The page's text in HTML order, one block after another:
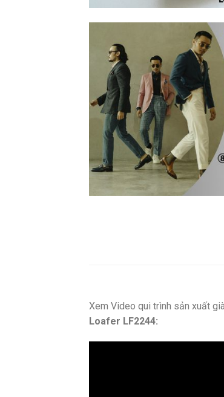
Xem Video qui trình sản xuất
Loafer LF2244: